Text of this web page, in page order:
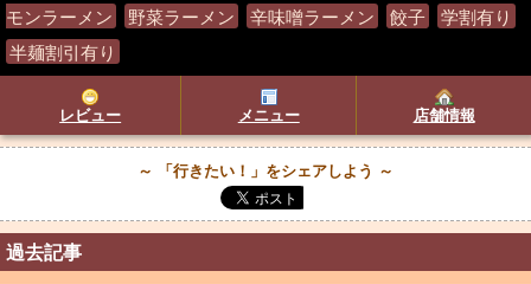
モンラーメン
野菜ラーメン 辛味噌ラーメン 餃子
学割有り
半麺割引有り
レビュー メニュー 店舗情報
～ 「行きたい！」をシェアしよう ～
過去記事